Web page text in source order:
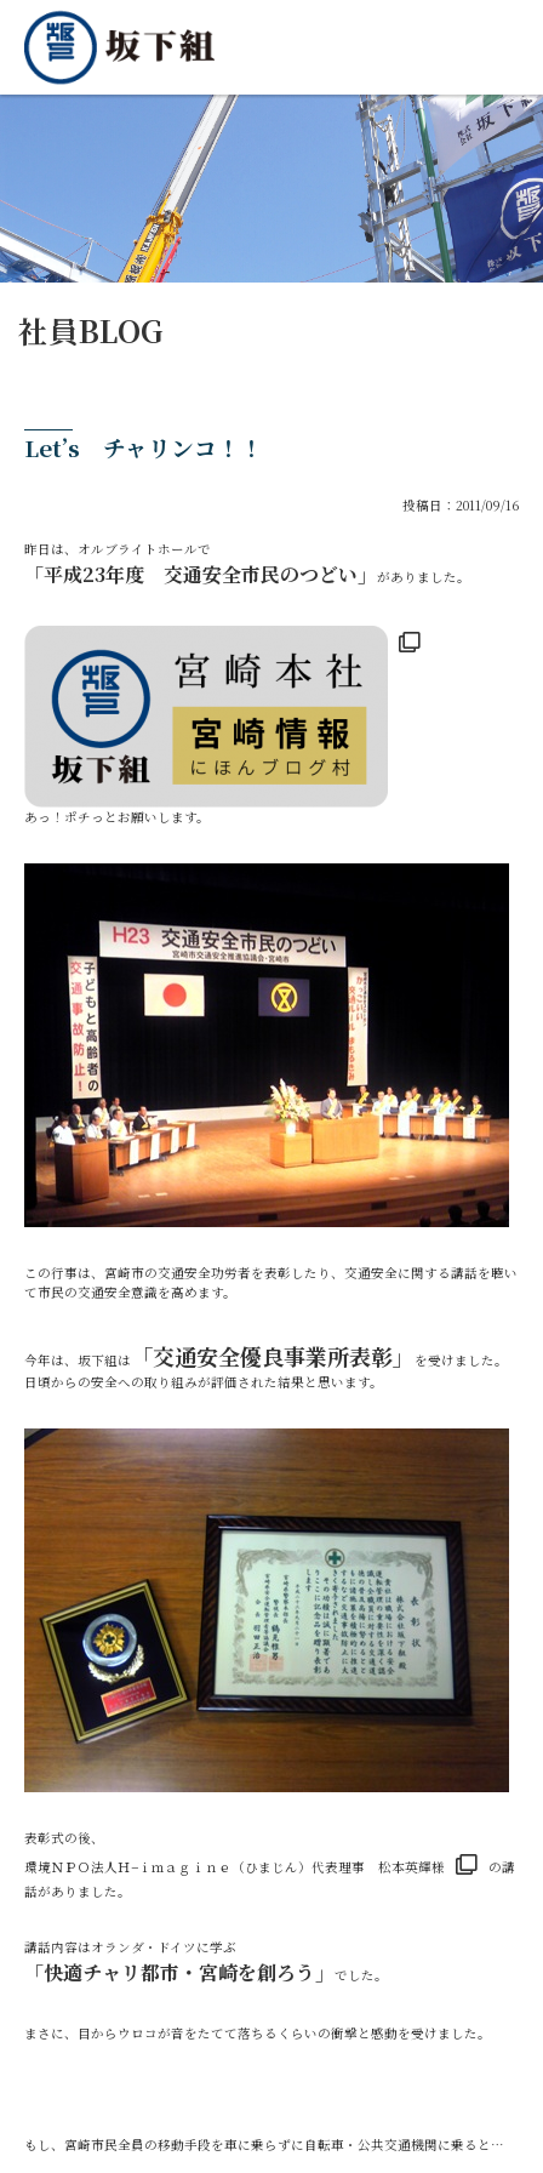
社員BLOG
Let’s チャリンコ！！
投稿日：2011/09/16
昨日は、オルブライトホールで
「平成23年度 交通安全市民のつどい」 がありました。
あっ！ポチっとお願いします。
この行事は、宮崎市の交通安全功労者を表彰したり、交通安全に関する講話を聴い
て市民の交通安全意識を高めます。
今年は、坂下組は 「交通安全優良事業所表彰」
を受けました。
日頃からの安全への取り組みが評価された結果と思います。
表彰式の後、
環境ＮＰＯ法人Ｈ−ｉｍａｇｉｎｅ（ひまじん）代表理事 松本英輝様
の講
話がありました。
講話内容はオランダ・ドイツに学ぶ
「快適チャリ都市・宮崎を創ろう」 でした。
まさに、目からウロコが音をたてて落ちるくらいの衝撃と感動を受けました。
もし、宮崎市民全員の移動手段を車に乗らずに自転車・公共交通機関に乗ると…